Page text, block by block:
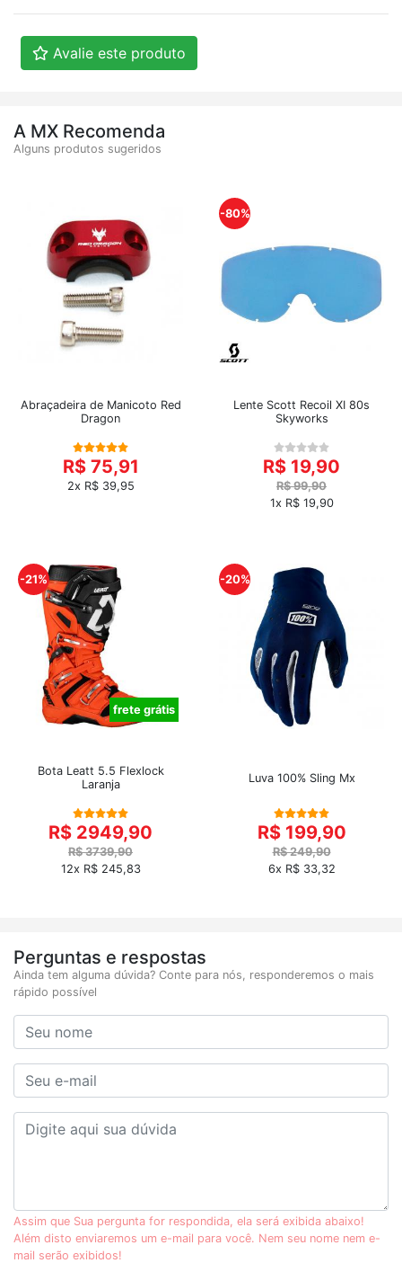
Avalie este produto
A MX Recomenda
Alguns produtos sugeridos
Abraçadeira de Manicoto Red
Dragon
R$ 75,91
2x R$ 39,95
-80%
Lente Scott Recoil XI 80s
Skyworks
R$ 19,90
R$ 99,90
1x R$ 19,90
-21%
frete grátis
Bota Leatt 5.5 Flexlock
Laranja
R$ 2949,90
R$ 3739,90
12x R$ 245,83
-20%
Luva 100% Sling Mx
R$ 199,90
R$ 249,90
6x R$ 33,32
Perguntas e respostas
Ainda tem alguma dúvida? Conte para nós, responderemos o mais
rápido possível
Assim que Sua pergunta for respondida, ela será exibida abaixo!
Além disto enviaremos um e-mail para você. Nem seu nome nem e-
mail serão exibidos!